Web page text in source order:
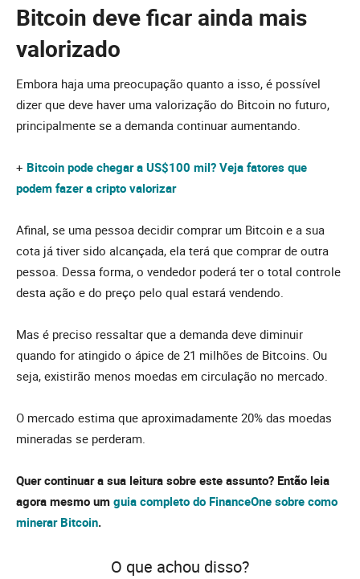
Bitcoin deve ficar ainda mais
valorizado
Embora haja uma preocupação quanto a isso, é possível
dizer que deve haver uma valorização do Bitcoin no futuro,
principalmente se a demanda continuar aumentando.
+ Bitcoin pode chegar a US$100 mil? Veja fatores que
podem fazer a cripto valorizar
Afinal, se uma pessoa decidir comprar um Bitcoin e a sua
cota já tiver sido alcançada, ela terá que comprar de outra
pessoa. Dessa forma, o vendedor poderá ter o total controle
desta ação e do preço pelo qual estará vendendo.
Mas é preciso ressaltar que a demanda deve diminuir
quando for atingido o ápice de 21 milhões de Bitcoins. Ou
seja, existirão menos moedas em circulação no mercado.
O mercado estima que aproximadamente 20% das moedas
mineradas se perderam.
Quer continuar a sua leitura sobre este assunto? Então leia
agora mesmo um guia completo do FinanceOne sobre como
minerar Bitcoin.
O que achou disso?